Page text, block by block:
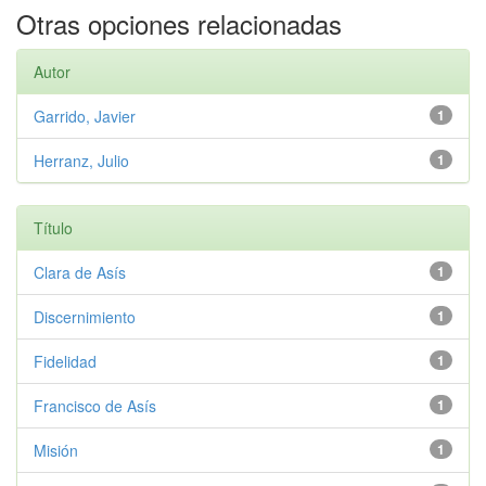
Otras opciones relacionadas
Autor
1
Garrido, Javier
1
Herranz, Julio
Título
1
Clara de Asís
1
Discernimiento
1
Fidelidad
1
Francisco de Asís
1
Misión